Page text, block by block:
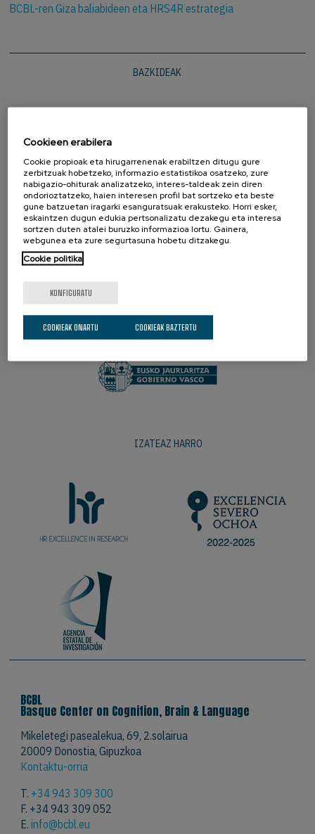
BCBL-ren Giza baliabideen eta HRS4R estrategia
BAZKIDEAK
IZATEAZ HARRO
BCBL
Basque Center on Cognition, Brain & Language
Mikeletegi pasealekua, 69, 2.solairua
20009 Donostia, Gipuzkoa
Kontaktu-orria
T. +34 943 309 300
F. +34 943 309 052
E.info@bcbl.eu
Cookieen erabilera
Cookie propioak eta hirugarrenenak erabiltzen ditugu gure
zerbitzuak hobetzeko, informazio estatistikoa osatzeko, zure
nabigazio-ohiturak analizatzeko, interes-taldeak zein diren
ondorioztatzeko, haien interesen profil bat sortzeko eta beste
gune batzuetan iragarki esanguratsuak erakusteko. Horri esker,
eskaintzen dugun edukia pertsonalizatu dezakegu eta interesa
sortzen duten atalei buruzko informazioa lortu. Gainera,
webgunea eta zure segurtasuna hobetu ditzakegu.
Cookie politika
KONFIGURATU
COOKIEAK BAZTERTU
COOKIEAK ONARTU